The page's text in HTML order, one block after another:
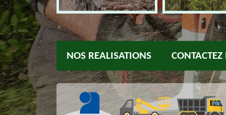
NOS REALISATIONS